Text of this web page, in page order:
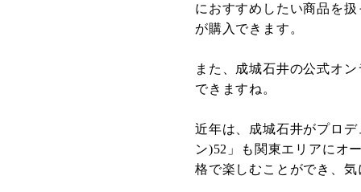
におすすめしたい商品を
が購入できます。
また、成城石井の公式オ
できますね。
近年は、成城石井がプロ
ン)52」も関東エリアにオ
格で楽しむことができ、